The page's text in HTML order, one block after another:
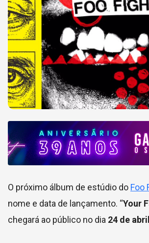
O próximo álbum de estúdio do Foo
nome e data de lançamento. “Your
chegará ao público no dia 24 de abril